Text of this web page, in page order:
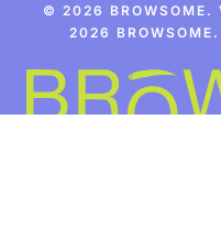
© 2026 BROWSOME.
2026